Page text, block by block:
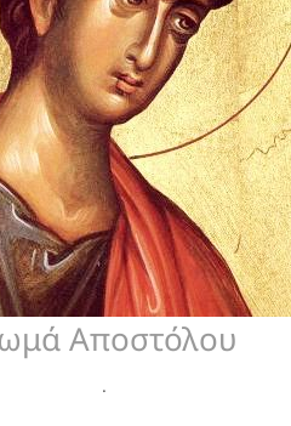
Αποστόλου
.